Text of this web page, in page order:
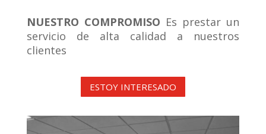
NUESTRO COMPROMISO Es prestar un
servicio de alta calidad a nuestros
clientes
ESTOY INTERESADO